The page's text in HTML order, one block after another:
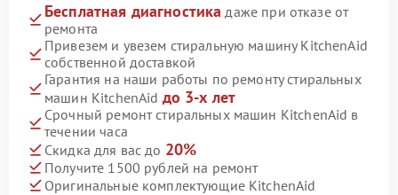
Бесплатная диагностика даже при отказе от
ремонта
Привезем и увезем стиральную машину KitchenAid
собственной доставкой
Гарантия на наши работы по ремонту стиральных
машин KitchenAid до 3-х лет
Срочный ремонт стиральных машин KitchenAid в
течении часа
Скидка для вас до 20%
Получите 1500 рублей на ремонт
Оригинальные комплектующие KitchenAid